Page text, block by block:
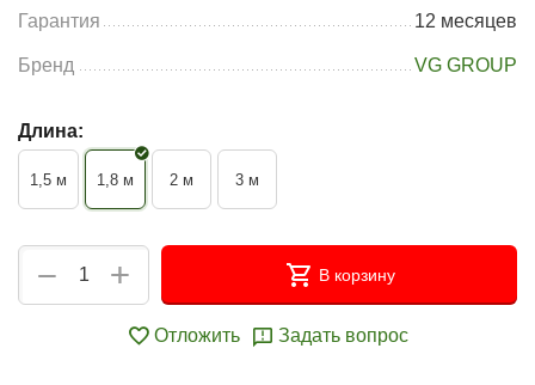
Гарантия 12 месяцев
Бренд VG GROUP
Длина:
1,5 м 1,8 м 2 м 3 м
+
− В корзину
Отложить Задать вопрос